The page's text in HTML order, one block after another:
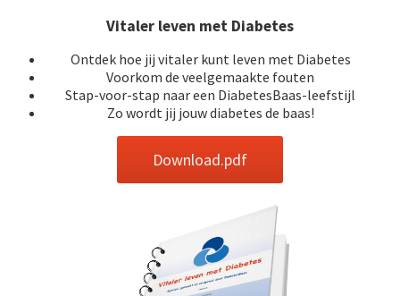
Vitaler leven met Diabetes
Ontdek hoe jij vitaler kunt leven met Diabetes
Voorkom de veelgemaakte fouten
Stap-voor-stap naar een DiabetesBaas-leefstijl
Zo wordt jij jouw diabetes de baas!
Download.pdf